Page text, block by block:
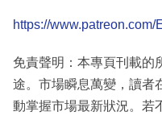
https://
免責聲明：本專頁刊載的
途。市場瞬息萬變，讀者
動掌握市場最新狀況。若